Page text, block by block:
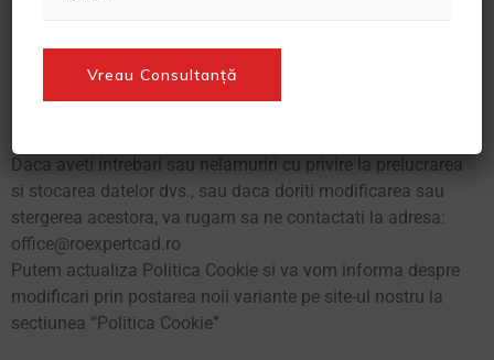
rapoarte cu privire la activitatea website-ului pentru
Daca aveti intrebari sau nelamuriri cu privire la prelucrarea
si stocarea datelor dvs., sau daca doriti modificarea sau
stergerea acestora, va rugam sa ne contactati la adresa:
office@roexpertcad.ro
Putem actualiza Politica Cookie si va vom informa despre
modificari prin postarea noii variante pe site-ul nostru la
sectiunea “Politica Cookie”